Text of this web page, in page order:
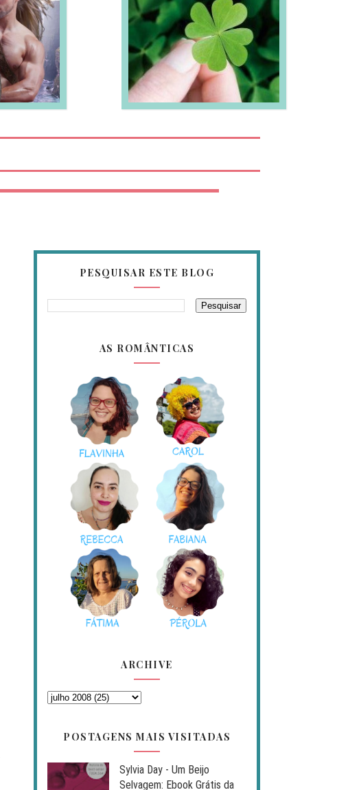
LEIA MAIS
PESQUISAR ESTE BLOG
AS ROMÂNTICAS
ARCHIVE
POSTAGENS MAIS VISITADAS
Sylvia Day - Um Beijo
Selvagem: Ebook Grátis da